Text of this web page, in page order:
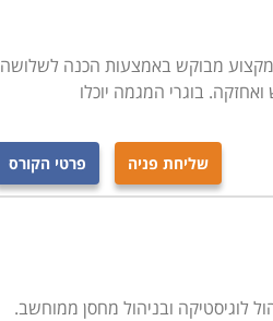
מקצוע מבוקש באמצעות הכנה לשלושה
בוגרי המגמה יוכלו
שליחת פניה פרטי הקורס
לוגיסטיקה ובניהול מחסן ממוחשב.